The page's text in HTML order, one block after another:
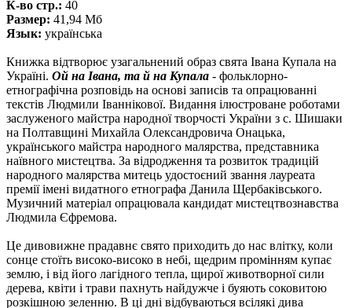
К-во стр.: 40
Размер: 41,94 Мб
Язык: українська
Книжка відтворює узагальнений образ свята Івана Купала на
Україні. Ой на Івана, та й на Купала - фольклорно-
етнографічна розповідь на основі записів та опрацюванні
текстів Людмили Іваннікової. Видання ілюстроване роботами
заслуженого майстра народної творчості України з с. Шишаки
на Полтавщині Михайла Олександровича Онацька,
українського майстра народного малярства, представника
наївного мистецтва. За відродження та розвиток традицій
народного малярства митець удостоєний звання лауреата
премії імені видатного етнографа Данила Щербаківського.
Музичний матеріал опрацювала кандидат мистецтвознавства
Людмила Єфремова.
Це дивовижне прадавнє свято приходить до нас влітку, коли
сонце стоїть високо-високо в небі, щедрим промінням купає
землю, і від його лагідного тепла, щирої животворної сили
дерева, квіти і трави пахнуть найдужче і буяють соковитою
розкішною зеленню. В ці дні відбуваються всілякі дива